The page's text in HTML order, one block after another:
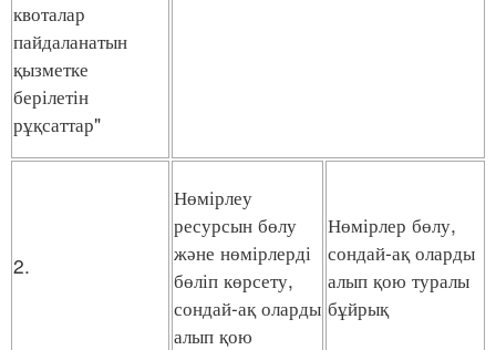
квоталар
пайдаланатын
қызметке
берілетін
рұқсаттар"
2.
Нөмірлеу
ресурсын бөлу
және нөмірлерді
бөліп көрсету,
сондай-ақ оларды
алып қою
Нөмірлер бөлу,
сондай-ақ оларды
алып қою туралы
бұйрық